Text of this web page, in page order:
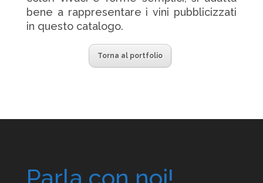
bene a rappresentare i vini pubblicizzati
in questo catalogo.
Torna al portfolio
Parla con noi!